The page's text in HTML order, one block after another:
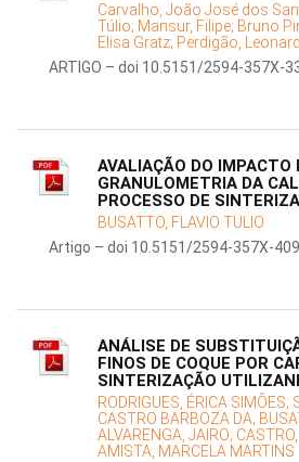
Carvalho, João José dos
Túlio; Mansur, Filipe; Bruno
Elisa Gratz; Perdigão,
ARTIGO – doi 10.5151/2594-357X-
AVALIAÇÃO DO IMPACTO
GRANULOMETRIA DA
PROCESSO DE
BUSATTO, FLAVIO TULIO
Artigo – doi 10.5151/2594-357X-
ANÁLISE DE
FINOS DE COQUE POR
SINTERIZAÇÃO
RODRIGUES, ÉRICA SIMÕES;
CASTRO BARBOZA DA;
ALVARENGA, JAIRO;
AMISTA, MARCELA MARTINS